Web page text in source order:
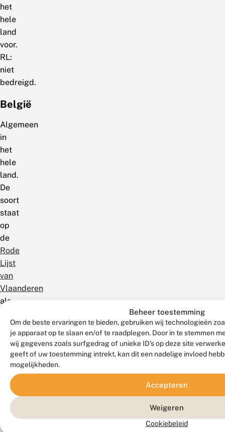
Beheer toestemming
Om de beste ervaringen te bieden, gebruiken wij technologieën
je apparaat op te slaan en/of te raadplegen. Door in te stemmen
wij gegevens zoals surfgedrag of unieke ID's op deze site
geeft of uw toestemming intrekt, kan dit een nadelige invloed
mogelijkheden.
Accepteren
Weigeren
Cookiebeleid
het
hele
land
voor.
RL:
niet
bedreigd.
België
Algemeen
in
het
hele
land.
De
soort
staat
op
de
Rode
Lijst
van
Vlaanderen
als
niet
Gevaar
(Veraghtert
2023).
Mondiaal